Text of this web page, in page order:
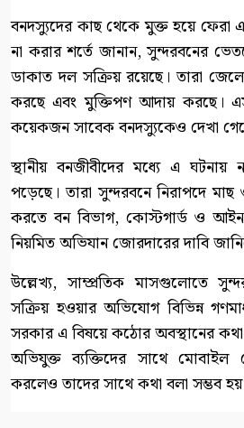
বনদস্যুদের কাছ থেকে মুক্ত হয়ে ফেরা
না করার শর্তে জানান, সুন্দরবনের
ডাকাত দল সক্রিয় রয়েছে। তারা
করছে এবং মুক্তিপণ আদায় করছে।
কয়েকজন সাবেক বনদস্যুকেও দেখা
স্থানীয় বনজীবীদের মধ্যে এ
পড়েছে। তারা সুন্দরবনে নিরাপদে
করতে বন বিভাগ, কোস্টগার্ড ও
নিয়মিত অভিযান জোরদারের দাবি
উল্লেখ্য, সাম্প্রতিক মাসগুলোতে
সক্রিয় হওয়ার অভিযোগ বিভিন্ন
সরকার এ বিষয়ে কঠোর অবস্থানের কথা
অভিযুক্ত ব্যক্তিদের সাথে মোবাইল
করলেও তাদের সাথে কথা বলা সম্ভব হয়